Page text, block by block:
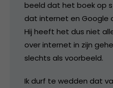
beeld dat het boek op
dat internet en Google
Hij heeft het dus niet
over internet in zijn
slechts als voorbeeld.
Ik durf te wedden dat